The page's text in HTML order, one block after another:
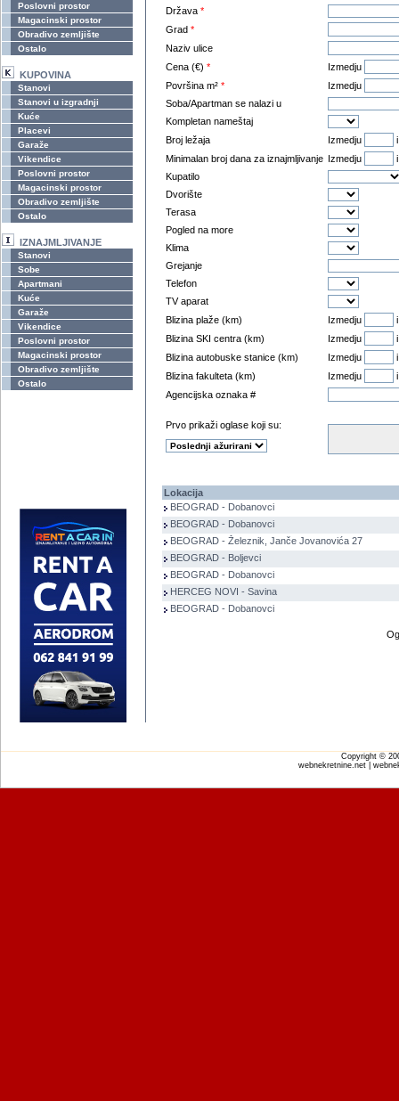
Poslovni prostor
Magacinski prostor
Obradivo zemljište
Ostalo
KUPOVINA
Stanovi
Stanovi u izgradnji
Kuće
Placevi
Garaže
Vikendice
Poslovni prostor
Magacinski prostor
Obradivo zemljište
Ostalo
IZNAJMLJIVANJE
Stanovi
Sobe
Apartmani
Kuće
Garaže
Vikendice
Poslovni prostor
Magacinski prostor
Obradivo zemljište
Ostalo
Država *
Grad *
Naziv ulice
Cena (€) *
Izmedju
Površina m² *
Izmedju
Soba/Apartman se nalazi u
Kompletan nameštaj
Broj ležaja
Izmedju
Minimalan broj dana za iznajmljivanje
Izmedju
Kupatilo
Dvorište
Terasa
Pogled na more
Klima
Grejanje
Telefon
TV aparat
Blizina plaže (km)
Izmedju
Blizina SKI centra (km)
Izmedju
Blizina autobuske stanice (km)
Izmedju
Blizina fakulteta (km)
Izmedju
Agencijska oznaka #
Prvo prikaži oglase koji su:
Lokacija
BEOGRAD - Dobanovci
BEOGRAD - Dobanovci
BEOGRAD - Železnik, Janče Jovanovića 27
BEOGRAD - Boljevci
BEOGRAD - Dobanovci
HERCEG NOVI - Savina
BEOGRAD - Dobanovci
Copyright ©
webnekretnine.net |